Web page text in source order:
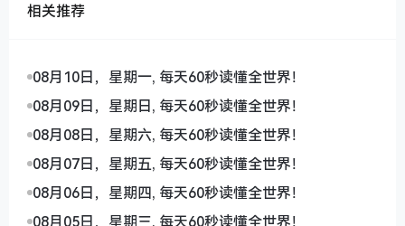
相关推荐
08月10日，星期一, 每天60秒读懂全世界！
08月09日，星期日, 每天60秒读懂全世界！
08月08日，星期六, 每天60秒读懂全世界！
08月07日，星期五, 每天60秒读懂全世界！
08月06日，星期四, 每天60秒读懂全世界！
08月05日，星期三, 每天60秒读懂全世界！